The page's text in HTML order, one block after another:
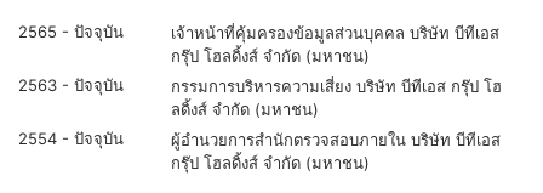
2565 - ปัจจุบัน
เจ้าหน้าที่คุ้มครองข้อมูลส่วนบุคคล บริษัท บีทีเอส
กรุ๊ป โฮลดิ้งส์ จำกัด (มหาชน)
2563 - ปัจจุบัน
กรรมการบริหารความเสี่ยง บริษัท บีทีเอส กรุ๊ป โฮ
ลดิ้งส์ จำกัด (มหาชน)
2554 - ปัจจุบัน
ผู้อำนวยการสำนักตรวจสอบภายใน บริษัท บีทีเอส
กรุ๊ป โฮลดิ้งส์ จำกัด (มหาชน)